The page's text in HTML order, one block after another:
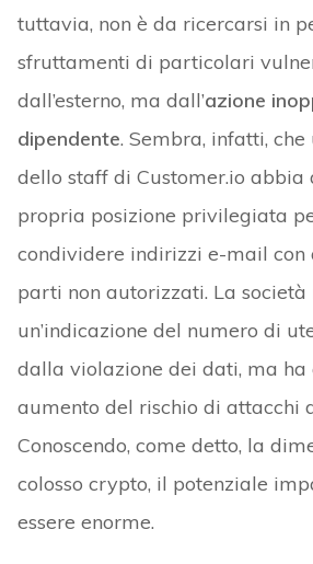
tuttavia, non è da ricercarsi in
sfruttamenti di particolari
dall’esterno, ma dall’azione
dipendente. Sembra, infatti, che
dello staff di Customer.io abbia
propria posizione privilegiata
condividere indirizzi e-mail con
parti non autorizzati. La società
un’indicazione del numero di
dalla violazione dei dati, ma
aumento del rischio di attacchi
Conoscendo, come detto, la
colosso crypto, il potenziale
essere enorme.